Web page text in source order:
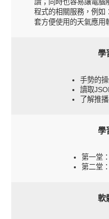
程式的相關服務，例如
套方便使用的天氣應用
學
手勢的
讀取
了解推
學
第一堂
第二堂
軟